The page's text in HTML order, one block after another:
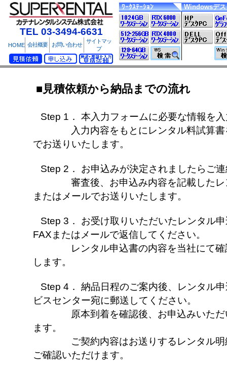
TEL 03-3494-6631
HOME 会社概要 お問い合わせ
サイトマッ
プ
ﾜｰｸｽﾃｰｼｮﾝ Windowsデス
■見積依頼から納品までの流れ
Step 1． 本入力フォームに必要な情報を
入力内容をもとにレンタル料試算書を
でお送りいたします。
Step 2． お申込みが決定されましたらご
審査後、お申込み内容を記載したレン
またはメールでお送りいたします。
Step 3． お受け取りいただいたレンタル
FAXまたはメールで返信してください。
レンタル申込書の内容を当社にて確認
します。
Step 4． 納品日程のご案内後、レンタル
ビスセンター宛に郵送してください。
原本到着を確認後、お申込みいただい
ます。
ご契約内容はお送りするレンタル明細
ご確認いただけます。